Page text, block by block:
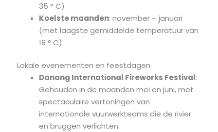
35 ° C)
Koelste maanden: november – januari
(met laagste gemiddelde temperatuur van
18 ° C)
Lokale evenementen en feestdagen
Danang International Fireworks Festival:
Gehouden in de maanden mei en juni, met
spectaculaire vertoningen van
internationale vuurwerkteams die de rivier
en bruggen verlichten.